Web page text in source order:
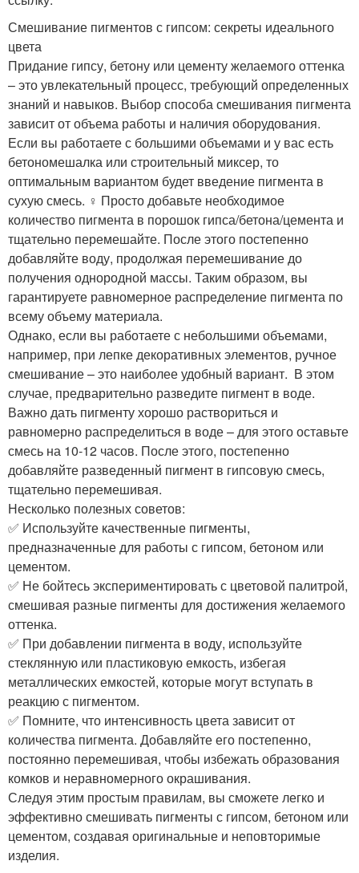
Смешивание пигментов с гипсом: секреты идеального
цвета
Придание гипсу, бетону или цементу желаемого оттенка
– это увлекательный процесс, требующий определенных
знаний и навыков. Выбор способа смешивания пигмента
зависит от объема работы и наличия оборудования.
Если вы работаете с большими объемами и у вас есть
бетономешалка или строительный миксер, то
оптимальным вариантом будет введение пигмента в
сухую смесь. ‍♀️ Просто добавьте необходимое
количество пигмента в порошок гипса/бетона/цемента и
тщательно перемешайте. После этого постепенно
добавляйте воду, продолжая перемешивание до
получения однородной массы. Таким образом, вы
гарантируете равномерное распределение пигмента по
всему объему материала.
Однако, если вы работаете с небольшими объемами,
например, при лепке декоративных элементов, ручное
смешивание – это наиболее удобный вариант. ‍ В этом
случае, предварительно разведите пигмент в воде.
Важно дать пигменту хорошо раствориться и
равномерно распределиться в воде – для этого оставьте
смесь на 10-12 часов. После этого, постепенно
добавляйте разведенный пигмент в гипсовую смесь,
тщательно перемешивая.
Несколько полезных советов:
✅ Используйте качественные пигменты,
предназначенные для работы с гипсом, бетоном или
цементом.
✅ Не бойтесь экспериментировать с цветовой палитрой,
смешивая разные пигменты для достижения желаемого
оттенка.
✅ При добавлении пигмента в воду, используйте
стеклянную или пластиковую емкость, избегая
металлических емкостей, которые могут вступать в
реакцию с пигментом.
✅ Помните, что интенсивность цвета зависит от
количества пигмента. Добавляйте его постепенно,
постоянно перемешивая, чтобы избежать образования
комков и неравномерного окрашивания.
Следуя этим простым правилам, вы сможете легко и
эффективно смешивать пигменты с гипсом, бетоном или
цементом, создавая оригинальные и неповторимые
изделия.